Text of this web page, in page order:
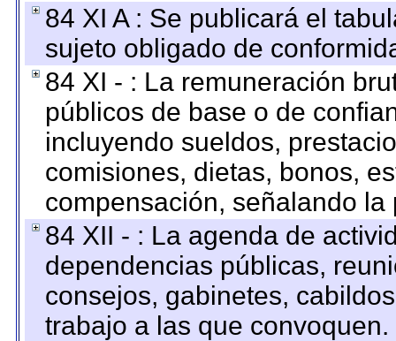
84 XI A : Se publicará el
sujeto obligado de
84 XI - : La remuneración
públicos de base o de
incluyendo sueldos,
comisiones, dietas, bonos,
compensación, señalando
84 XII - : La agenda de
dependencias públicas,
consejos, gabinetes,
trabajo a las que convoquen.